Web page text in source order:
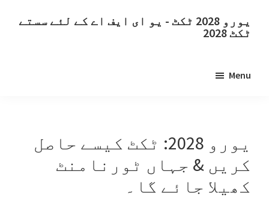
مواد
سائڈبار
یورو 2028 ٹکٹ - یو ای ایف اے کے لئے سستے
ٹکٹ 2028
ٹکٹ.
ای
ایف
اے
Menu
یورو 2028: ٹکٹ کیسے حاصل
کریں & جہاں ٹورنامنٹ
کھیلا جائے گا۔